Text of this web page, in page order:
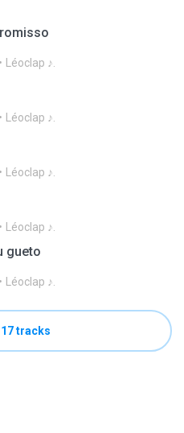
Léoclap ♪.
Léoclap ♪.
Léoclap ♪.
Léoclap ♪.
gueto
Léoclap ♪.
tracks